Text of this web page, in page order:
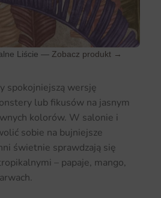
Liście — Zobacz produkt →
spokojniejszą wersję
lub fikusów na jasnym
kolorów. W salonie i
sobie na bujniejsze
świetnie sprawdzają się
– papaje, mango,